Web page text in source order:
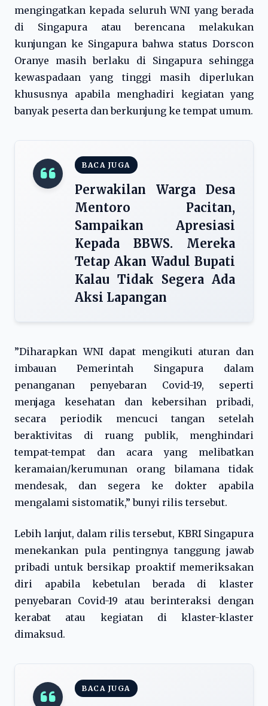
mengingatkan kepada seluruh WNI yang berada
di Singapura atau berencana melakukan
kunjungan ke Singapura bahwa status Dorscon
Oranye masih berlaku di Singapura sehingga
kewaspadaan yang tinggi masih diperlukan
khususnya apabila menghadiri kegiatan yang
banyak peserta dan berkunjung ke tempat umum.
BACA JUGA
Perwakilan Warga Desa
Mentoro Pacitan,
Sampaikan Apresiasi
Kepada BBWS. Mereka
Tetap Akan Wadul Bupati
Kalau Tidak Segera Ada
Aksi Lapangan
”Diharapkan WNI dapat mengikuti aturan dan
imbauan Pemerintah Singapura dalam
penanganan penyebaran Covid-19, seperti
menjaga kesehatan dan kebersihan pribadi,
secara periodik mencuci tangan setelah
beraktivitas di ruang publik, menghindari
tempat-tempat dan acara yang melibatkan
keramaian/kerumunan orang bilamana tidak
mendesak, dan segera ke dokter apabila
mengalami sistomatik,” bunyi rilis tersebut.
Lebih lanjut, dalam rilis tersebut, KBRI Singapura
menekankan pula pentingnya tanggung jawab
pribadi untuk bersikap proaktif memeriksakan
diri apabila kebetulan berada di klaster
penyebaran Covid-19 atau berinteraksi dengan
kerabat atau kegiatan di klaster-klaster
dimaksud.
BACA JUGA